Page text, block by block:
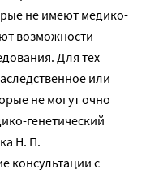
не имеют медико-
возможности
Для тех
или
не могут очно
генетический
Н. П.
консультации с